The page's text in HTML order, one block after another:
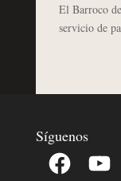
El Barroco
servicio de
Síguenos
Facebook YouTube